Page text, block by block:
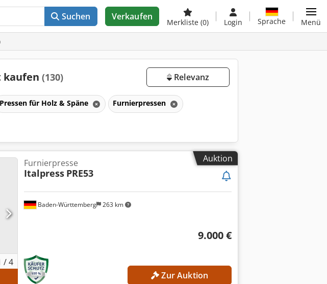
Suchen Verkaufen
Merkliste (0) Login Sprache Menü
kaufen (130) Relevanz
Pressen für Holz & Späne Furnierpressen
Auktion
/4
Baden-Württemberg 263 km
Furnierpresse
Italpress PRE53
9.000 €
Zur Auktion